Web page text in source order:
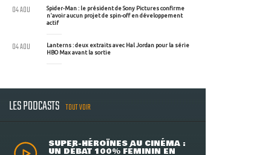
Spider-Man : le président de Sony Pictures confirme
n'avoir aucun projet de spin-off en développement
actif
04 AOU
Lanterns : deux extraits avec Hal Jordan pour la série
HBO Max avant la sortie
04 AOU
LES PODCASTS TOUT VOIR
SUPER-HÉROÏNES AU CINÉMA :
UN DÉBAT 100% FÉMININ EN